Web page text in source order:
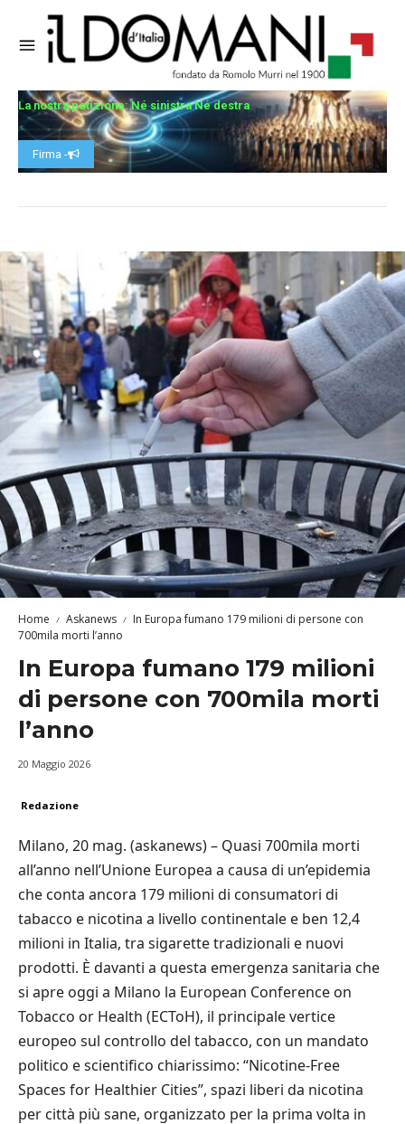
La nostra petizione: Né sinistra Né destra
Firma -
Home Askanews
In Europa fumano 179 milioni di persone con
700mila morti l’anno
In Europa fumano 179 milioni
di persone con 700mila morti
l’anno
20 Maggio 2026
Redazione
Milano, 20 mag. (askanews) – Quasi 700mila morti
all’anno nell’Unione Europea a causa di un’epidemia
che conta ancora 179 milioni di consumatori di
tabacco e nicotina a livello continentale e ben 12,4
milioni in Italia, tra sigarette tradizionali e nuovi
prodotti. È davanti a questa emergenza sanitaria che
si apre oggi a Milano la European Conference on
Tobacco or Health (ECToH), il principale vertice
europeo sul controllo del tabacco, con un mandato
politico e scientifico chiarissimo: “Nicotine-Free
Spaces for Healthier Cities”, spazi liberi da nicotina
per città più sane, organizzato per la prima volta in